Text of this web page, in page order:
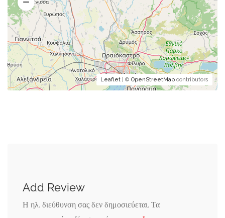
Leaflet | © OpenStreetMap contributors
Add Review
Η ηλ. διεύθυνση σας δεν δημοσιεύεται. Τα